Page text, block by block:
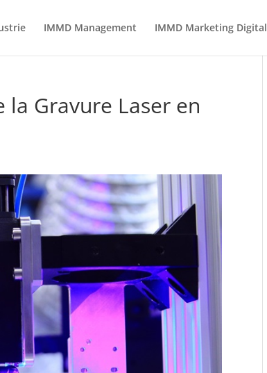
IMMD Management IMMD Marketing Digital
la Gravure Laser en